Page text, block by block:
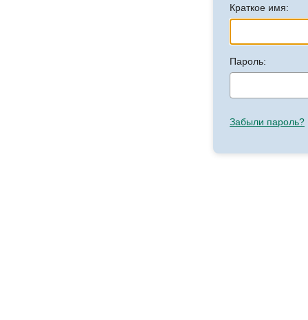
Краткое имя:
Пароль:
Забыли пароль?